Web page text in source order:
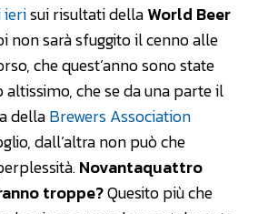
ierisui risultati dellaWorld Beer
non sarà sfuggito il cenno alle
che quest’anno sono state
che se da una parte il
dellaBrewers Association
dall’altra non può che
Novantaquattro
troppe?Quesito più che